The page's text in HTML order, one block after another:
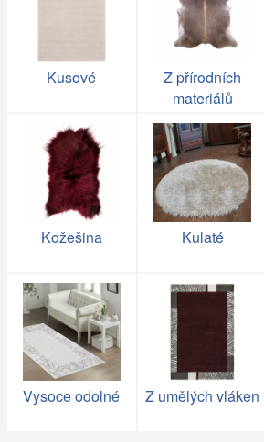
Kusové
Z přírodních
materiálů
Kožešina Kulaté
Vysoce odolné Z umělých vláken